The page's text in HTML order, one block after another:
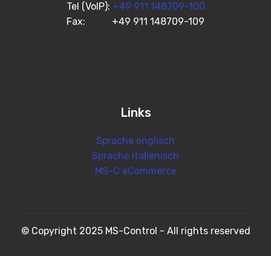
Tel (VoIP): +49 911 148709-100
Fax: +49 911 148709-109
Links
Sprache englisch
Sprache italienisch
MS-C eCommerce
© Copyright 2025 MS-Control - All rights reserved